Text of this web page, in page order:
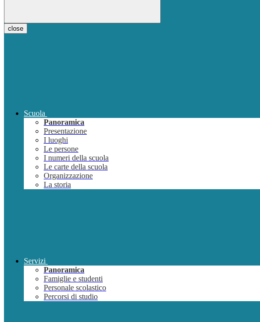
close
Scuola
Panoramica
Presentazione
I luoghi
Le persone
I numeri della scuola
Le carte della scuola
Organizzazione
La storia
Servizi
Panoramica
Famiglie e studenti
Personale scolastico
Percorsi di studio